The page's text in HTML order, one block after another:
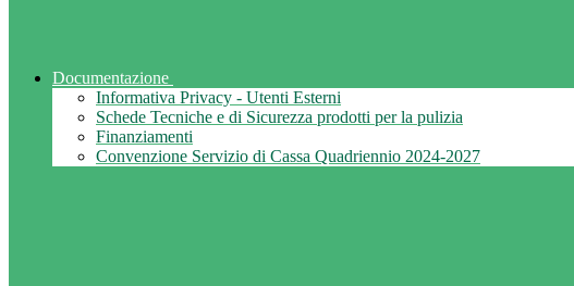
Documentazione
Informativa Privacy - Utenti Esterni
Schede Tecniche e di Sicurezza prodotti per la pulizia
Finanziamenti
Convenzione Servizio di Cassa Quadriennio 2024-2027